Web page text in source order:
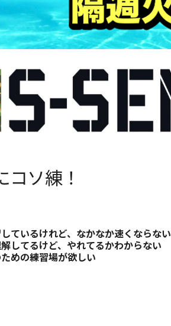
コソ練！
ているけれど、なかなか速くならない
してるけど、やれてるかわからない
めの練習場が欲しい